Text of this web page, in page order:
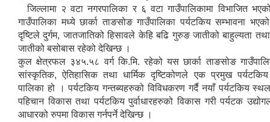
जिल्लामा २ वटा नगरपालिका र ६ वटा गाउँपालिकामा विभाजित
गाउँपालिका मध्ये छार्का ताङसोङ गाउँपालिका पर्यटकिय सम्भावना
दृष्टिले दुर्गम, जातजातिको हिसावले केहि बढि गुरुङ जातीको बाहुल्यता
जातीको बसोबास रहेको देखिन्छ ।
कुल क्षेत्रफल ३४५.५८ वर्ग कि.मि. रहेको यस छार्का ताङसोङ
सांस्कृतिक, ऐतिहासिक तथा धार्मिक दृष्टिकोणले एक प्रमुख
पालिका हो । पर्यटकिय गन्तब्यहरुको विविधकरण गर्दै नयाँ पर्यटकिय
पहिचान विकास तथा पर्यटकिय पुर्वाधारहरुको विकास गरी पर्यटक
आधारको रुपमा विकास गर्नपर्ने देखिन्छ ।